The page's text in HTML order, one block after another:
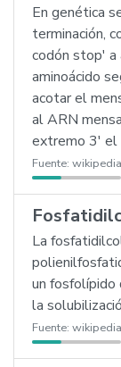
En genética
terminación,
codón stop' a
aminoácido
acotar el
al ARN
extremo 3' el
Fuente:
La
un fosfolípido
la
Fuente: